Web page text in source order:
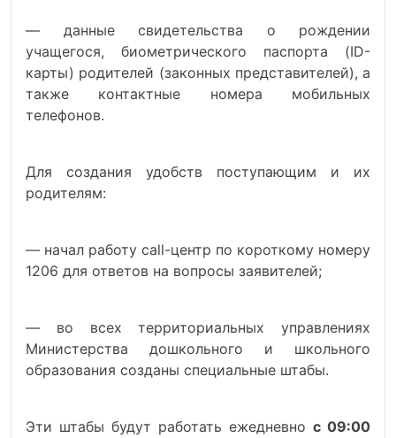
— данные свидетельства о рождении
учащегося, биометрического паспорта (ID-
карты) родителей (законных представителей), а
также контактные номера мобильных
телефонов.
Для создания удобств поступающим и их
родителям:
— начал работу call-центр по короткому номеру
1206 для ответов на вопросы заявителей;
— во всех территориальных управлениях
Министерства дошкольного и школьного
образования созданы специальные штабы.
Эти штабы будут работать ежедневно с 09:00